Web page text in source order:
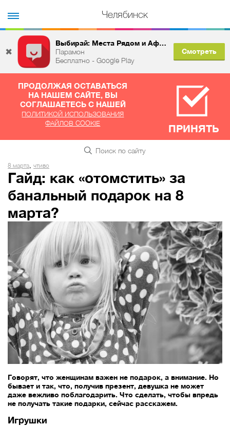
✖
Выбирай: Места Рядом и Афиша
Парамон
Бесплатно - Google Play
Смотреть
ПРОДОЛЖАЯ ОСТАВАТЬСЯ
НА НАШЕМ САЙТЕ, ВЫ
СОГЛАШАЕТЕСЬ С НАШЕЙ
ПОЛИТИКОЙ ИСПОЛЬЗОВАНИЯ
ФАЙЛОВ COOKIE
ПРИНЯТЬ
Челябинск
8 марта чтиво
Гайд: как «отомстить» за
банальный подарок на 8
марта?
Говорят, что женщинам важен не подарок, а внимание. Но
бывает и так, что, получив презент, девушка не может
даже вежливо поблагодарить. Что сделать, чтобы впредь
не получать такие подарки, сейчас расскажем.
Игрушки